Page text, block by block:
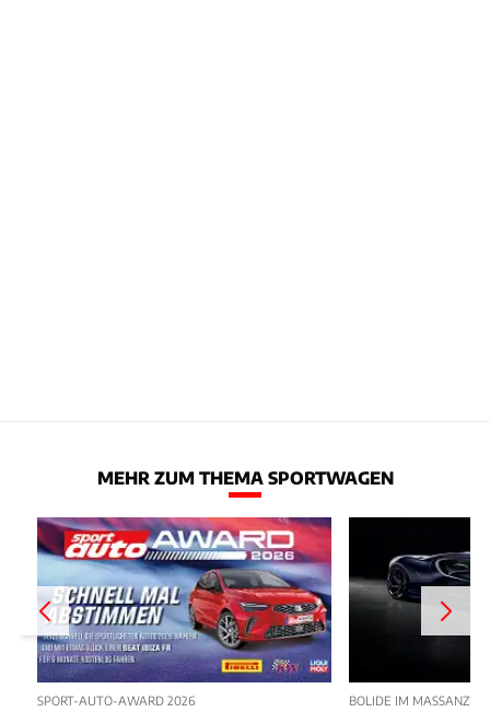
MEHR ZUM THEMA SPORTWAGEN
SPORT-AUTO-AWARD 2026 BOLIDE IM MASSANZUG